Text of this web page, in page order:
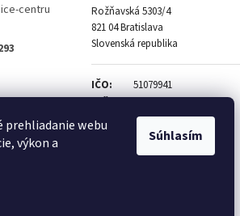
prehliadanie webu
výkon a
Súhlasím
centru
Rožňavská 5303/4
821 04 Bratislava
Slovenská republika
IČO:
51079941
IČ DPH:
SK2120583663